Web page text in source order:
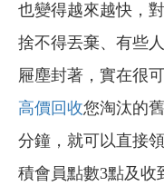
也變得越來越快，
捨不得丟棄、有些
屜塵封著，實在很
高價回收您淘汰的
分鐘，就可以直接
積會員點數3點及收